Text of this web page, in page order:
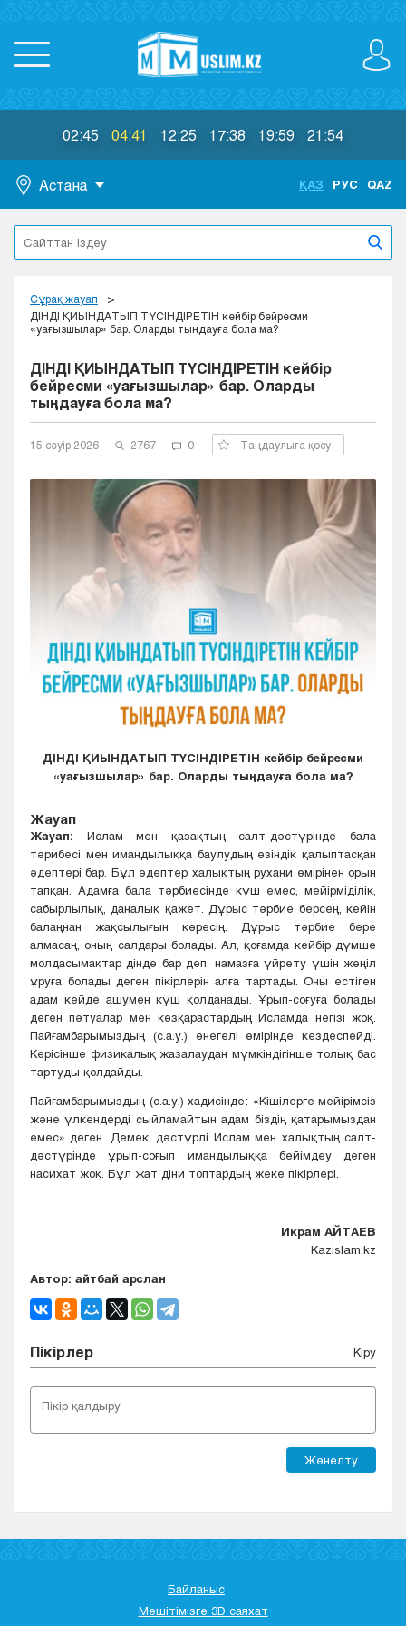
02:45 04:41 12:25 17:38 19:59 21:54
Астана
Астана
Алматы
Актобе
Атырау
Жезказган
Кокшетау
Костанай
Кызылорда
Павлодар
Талдыкорган
Усть-Каменогорск
ҚАЗ РУС QAZ
Сұрақ жауап
ДІНДІ ҚИЫНДАТЫП ТҮСІНДІРЕТІН кейбір бейресми
«уағызшылар» бар. Оларды тыңдауға бола ма?
ДІНДІ ҚИЫНДАТЫП ТҮСІНДІРЕТІН кейбір
бейресми «уағызшылар» бар. Оларды
тыңдауға бола ма?
15 сәуір 2026 2767 0 Таңдаулыға қосу
ДІНДІ ҚИЫНДАТЫП ТҮСІНДІРЕТІН кейбір бейресми
«уағызшылар» бар. Оларды тыңдауға бола ма?
Жауап
Жауап: Ислам мен қазақтың салт-дәстүрінде бала
тәрибесі мен имандылыққа баулудың өзіндік қалыптасқан
әдептері бар. Бұл әдептер халықтың рухани өмірінен орын
тапқан. Адамға бала тәрбиесінде күш емес, мейірміділік,
сабырлылық, даналық қажет. Дұрыс тәрбие берсең, кейін
балаңнан жақсылығын көресің. Дұрыс тәрбие бере
алмасаң, оның салдары болады. Ал, қоғамда кейбір дүмше
молдасымақтар дінде бар деп, намазға үйрету үшін жеңіл
ұруға болады деген пікірлерін алға тартады. Оны естіген
адам кейде ашумен күш қолданады. Ұрып-соғуға болады
деген пәтуалар мен көзқарастардың Исламда негізі жоқ.
Пайғамбарымыздың (с.а.у.) өнегелі өмірінде кездеспейді.
Керісінше физикалық жазалаудан мүмкіндігінше толық бас
тартуды қолдайды.
Пайғамбарымыздың (с.а.у.) хадисінде: «Кішілерге мейірімсіз
және үлкендерді сыйламайтын адам біздің қатарымыздан
емес» деген. Демек, дәстүрлі Ислам мен халықтың салт-
дәстүрінде ұрып-соғып имандылыққа бейімдеу деген
насихат жоқ. Бұл жат діни топтардың жеке пікірлері.
Икрам АЙТАЕВ
Kazislam.kz
Автор: айтбай арслан
Пікірлер Кіру
Жөнелту
Байланыс
Мешітімізге 3D саяхат